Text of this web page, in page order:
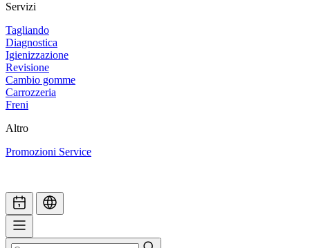
Servizi
Tagliando
Diagnostica
Igienizzazione
Revisione
Cambio gomme
Carrozzeria
Freni
Altro
Promozioni Service